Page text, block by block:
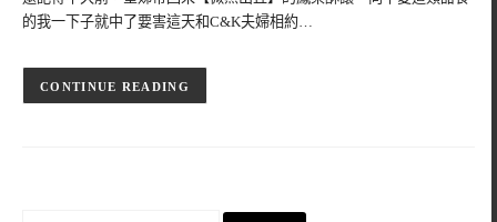
的我一下子就中了要害這天和C&K夫婦相約…
CONTINUE READING